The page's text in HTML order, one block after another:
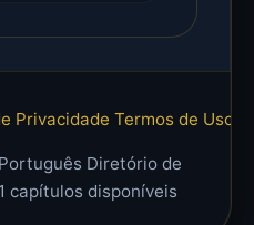
Privacidade Termos de Uso
Diretório de
capítulos disponíveis